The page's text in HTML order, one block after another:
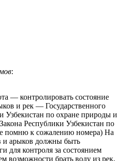
:
— контролировать состояние
и рек — Государственного
Узбекистан по охране природы и
Республики Узбекистан по
помню к сожалению номера) На
и арыков должны быть
для контроля за состоянием
возможности брать воду из рек,